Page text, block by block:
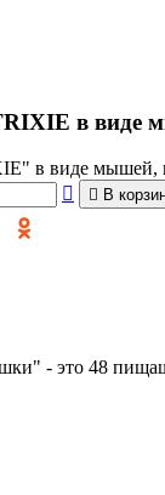
в виде
в виде мышей,
  В
- это 48